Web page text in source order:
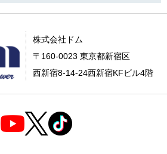
株式会社ドム
〒160-0023 東京都新宿区
西新宿8-14-24西新宿KFビル4階